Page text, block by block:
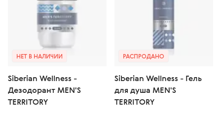
НЕТ В НАЛИЧИИ
Siberian Wellness -
Дезодорант MEN'S
TERRITORY
РАСПРОДАНО
Siberian Wellness - Гель
для душа MEN'S
TERRITORY